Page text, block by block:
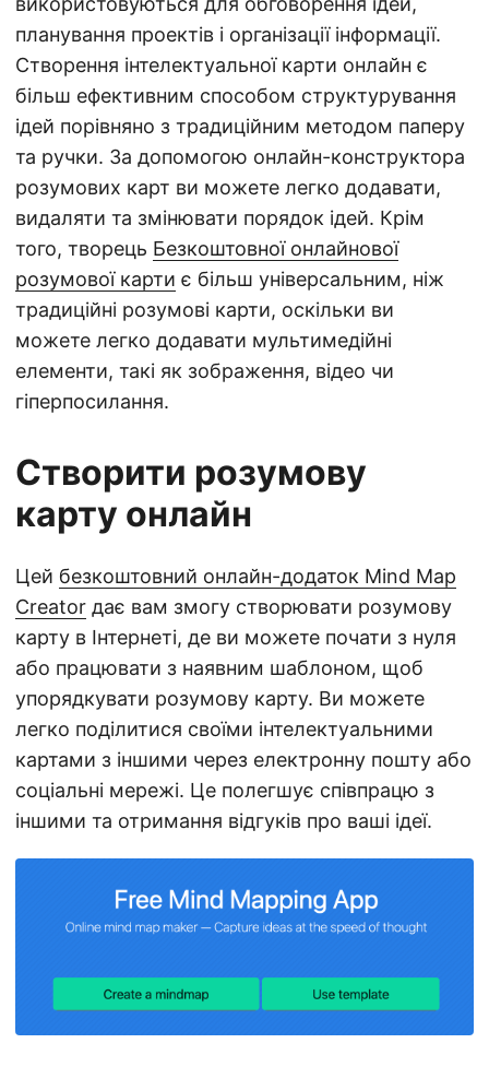
планування проектів і організації інформації.
Створення інтелектуальної карти онлайн є
більш ефективним способом структурування
ідей порівняно з традиційним методом паперу
та ручки. За допомогою онлайн-конструктора
розумових карт ви можете легко додавати,
видаляти та змінювати порядок ідей. Крім
того, творець Безкоштовної онлайнової
розумової карти є більш універсальним, ніж
традиційні розумові карти, оскільки ви
можете легко додавати мультимедійні
елементи, такі як зображення, відео чи
гіперпосилання.
Створити розумову
карту онлайн
Цей безкоштовний онлайн-додаток Mind Map
Creator дає вам змогу створювати розумову
карту в Інтернеті, де ви можете почати з нуля
або працювати з наявним шаблоном, щоб
упорядкувати розумову карту. Ви можете
легко поділитися своїми інтелектуальними
картами з іншими через електронну пошту або
соціальні мережі. Це полегшує співпрацю з
іншими та отримання відгуків про ваші ідеї.